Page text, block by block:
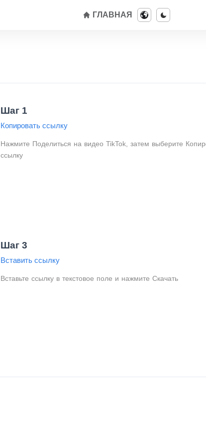
ГЛАВНАЯ
Шаг 1
Копировать ссылку
Нажмите Поделиться на видео TikTok, затем выберите
ссылку
Шаг 3
Вставить ссылку
Вставьте ссылку в текстовое поле и нажмите Скачать